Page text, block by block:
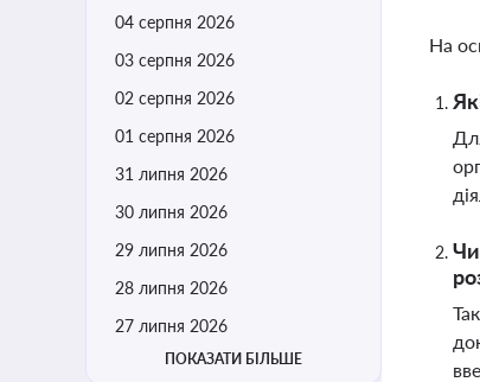
04 серпня 2026
03 серпня 2026
02 серпня 2026
01 серпня 2026
31 липня 2026
30 липня 2026
29 липня 2026
28 липня 2026
27 липня 2026
ПОКАЗАТИ БІЛЬШЕ
На